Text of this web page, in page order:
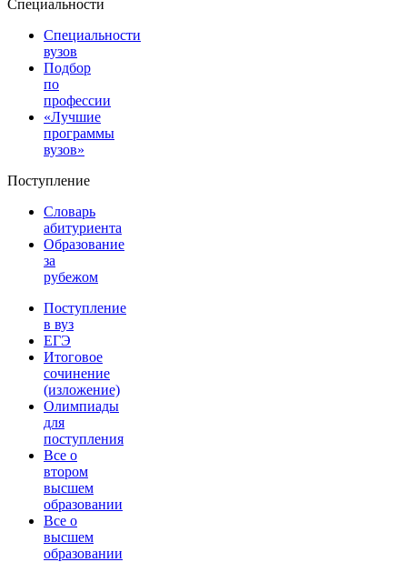
Специальности
Специальности
вузов
Подбор
по
профессии
«Лучшие
программы
вузов»
Поступление
Словарь
абитуриента
Образование
за
рубежом
Поступление
в вуз
ЕГЭ
Итоговое
сочинение
(изложение)
Олимпиады
для
поступления
Все о
втором
высшем
образовании
Все о
высшем
образовании